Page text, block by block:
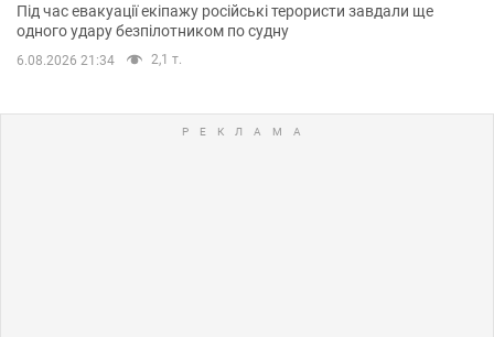
Під час евакуації екіпажу російські терористи завдали ще
одного удару безпілотником по судну
6.08.2026 21:34 2,1 т.